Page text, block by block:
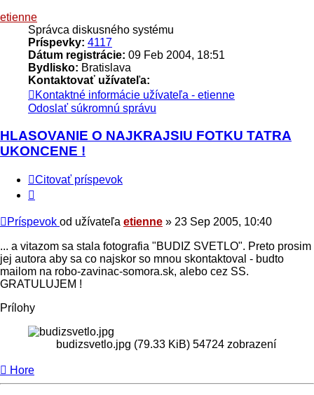
etienne
Správca diskusného systému
Príspevky: 4117
Dátum registrácie: 09 Feb 2004, 18:51
Bydlisko: Bratislava
Kontaktovať užívateľa:
Kontaktné informácie užívateľa - etienne
Odoslať súkromnú správu
HLASOVANIE O NAJKRAJSIU FOTKU TATRA
UKONCENE !
Citovať príspevok
Príspevok od užívateľa etienne » 23 Sep 2005, 10:40
... a vitazom sa stala fotografia "BUDIZ SVETLO". Preto prosim
jej autora aby sa co najskor so mnou skontaktoval - budto
mailom na robo-zavinac-somora.sk, alebo cez SS.
GRATULUJEM !
Prílohy
budizsvetlo.jpg (79.33 KiB) 54724 zobrazení
Hore